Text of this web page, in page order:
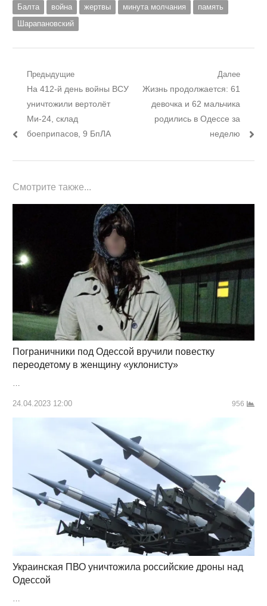
Балта война жертвы минута молчания
память
Шарапановский
Навигация
по
записям
Предыдущие
Предыдущий
пост:
На 412-й день войны ВСУ
уничтожили вертолёт
Ми-24, склад
боеприпасов, 9 БпЛА
Далее
Следующий
пост:
Жизнь продолжается: 61
девочка и 62 мальчика
родились в Одессе за
неделю
Смотрите также...
Пограничники под Одессой вручили повестку
переодетому в женщину «уклонисту»
24.04.2023 12:00 956
Украинская ПВО уничтожила российские дроны над
Одессой